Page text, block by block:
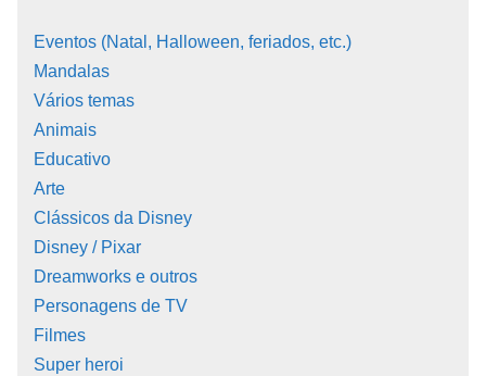
Eventos (Natal, Halloween, feriados, etc.)
Mandalas
Vários temas
Animais
Educativo
Arte
Clássicos da Disney
Disney / Pixar
Dreamworks e outros
Personagens de TV
Filmes
Super heroi